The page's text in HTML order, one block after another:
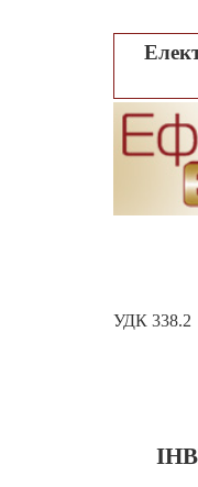
УДК 338.2